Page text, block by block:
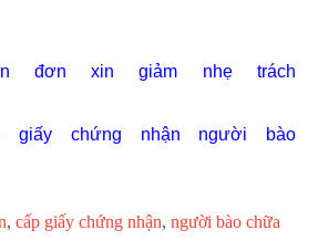
đơn xin giảm nhẹ trách
giấy chứng nhận người bào
, cấp giấy chứng nhận, người bào chữa